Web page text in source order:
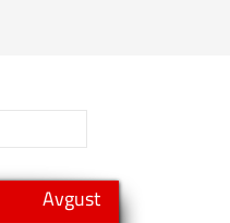
Avgust